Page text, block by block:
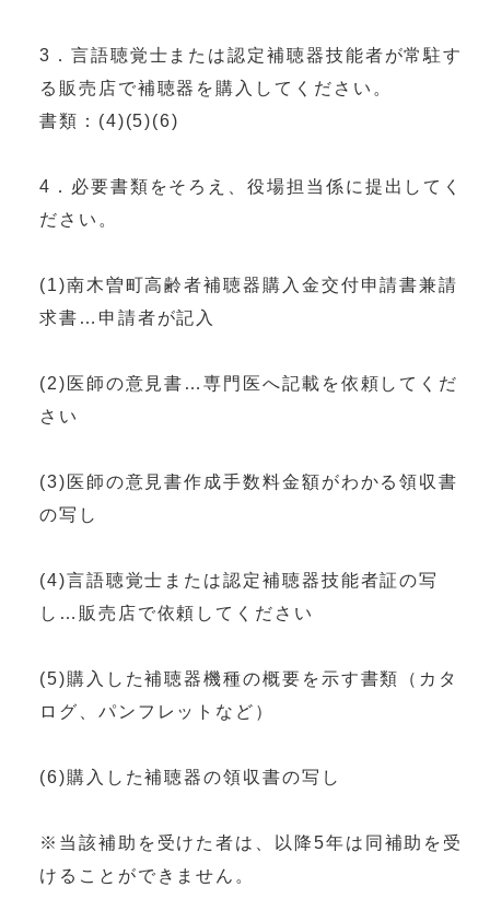
3．言語聴覚士または認定補聴器技能者が常駐す
る販売店で補聴器を購入してください。
書類：(4)(5)(6)
4．必要書類をそろえ、役場担当係に提出してく
ださい。
(1)南木曽町高齢者補聴器購入金交付申請書兼請
求書…申請者が記入
(2)医師の意見書…専門医へ記載を依頼してくだ
さい
(3)医師の意見書作成手数料金額がわかる領収書
の写し
(4)言語聴覚士または認定補聴器技能者証の写
し…販売店で依頼してください
(5)購入した補聴器機種の概要を示す書類（カタ
ログ、パンフレットなど）
(6)購入した補聴器の領収書の写し
※当該補助を受けた者は、以降5年は同補助を受
けることができません。